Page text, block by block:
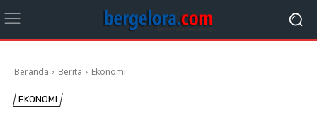
Beranda Berita Ekonomi
EKONOMI